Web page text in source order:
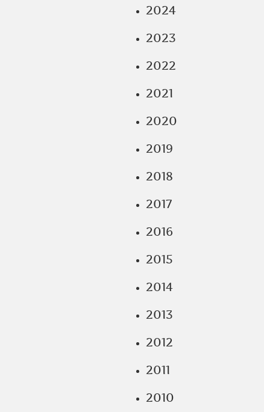
2024
2023
2022
2021
2020
2019
2018
2017
2016
2015
2014
2013
2012
2011
2010